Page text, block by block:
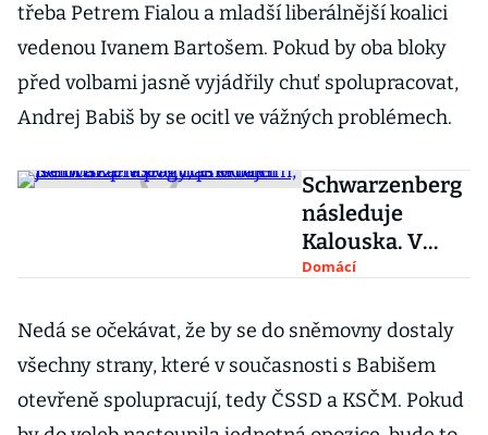
třeba Petrem Fialou a mladší liberálnější koalici
vedenou Ivanem Bartošem. Pokud by oba bloky
před volbami jasně vyjádřily chuť spolupracovat,
Andrej Babiš by se ocitl ve vážných problémech.
Schwarzenberg
následuje
Kalouska. V
politice
už prastarý,
prohlásil
Domácí
Nedá se očekávat, že by se do sněmovny dostaly
všechny strany, které v současnosti s Babišem
otevřeně spolupracují, tedy ČSSD a KSČM. Pokud